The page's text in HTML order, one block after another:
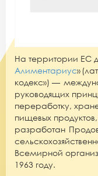
На территории ЕС
Алиментариус»
кодекс») —
руководящих
переработку,
пищевых
разработан
Всемирной
1963 году.